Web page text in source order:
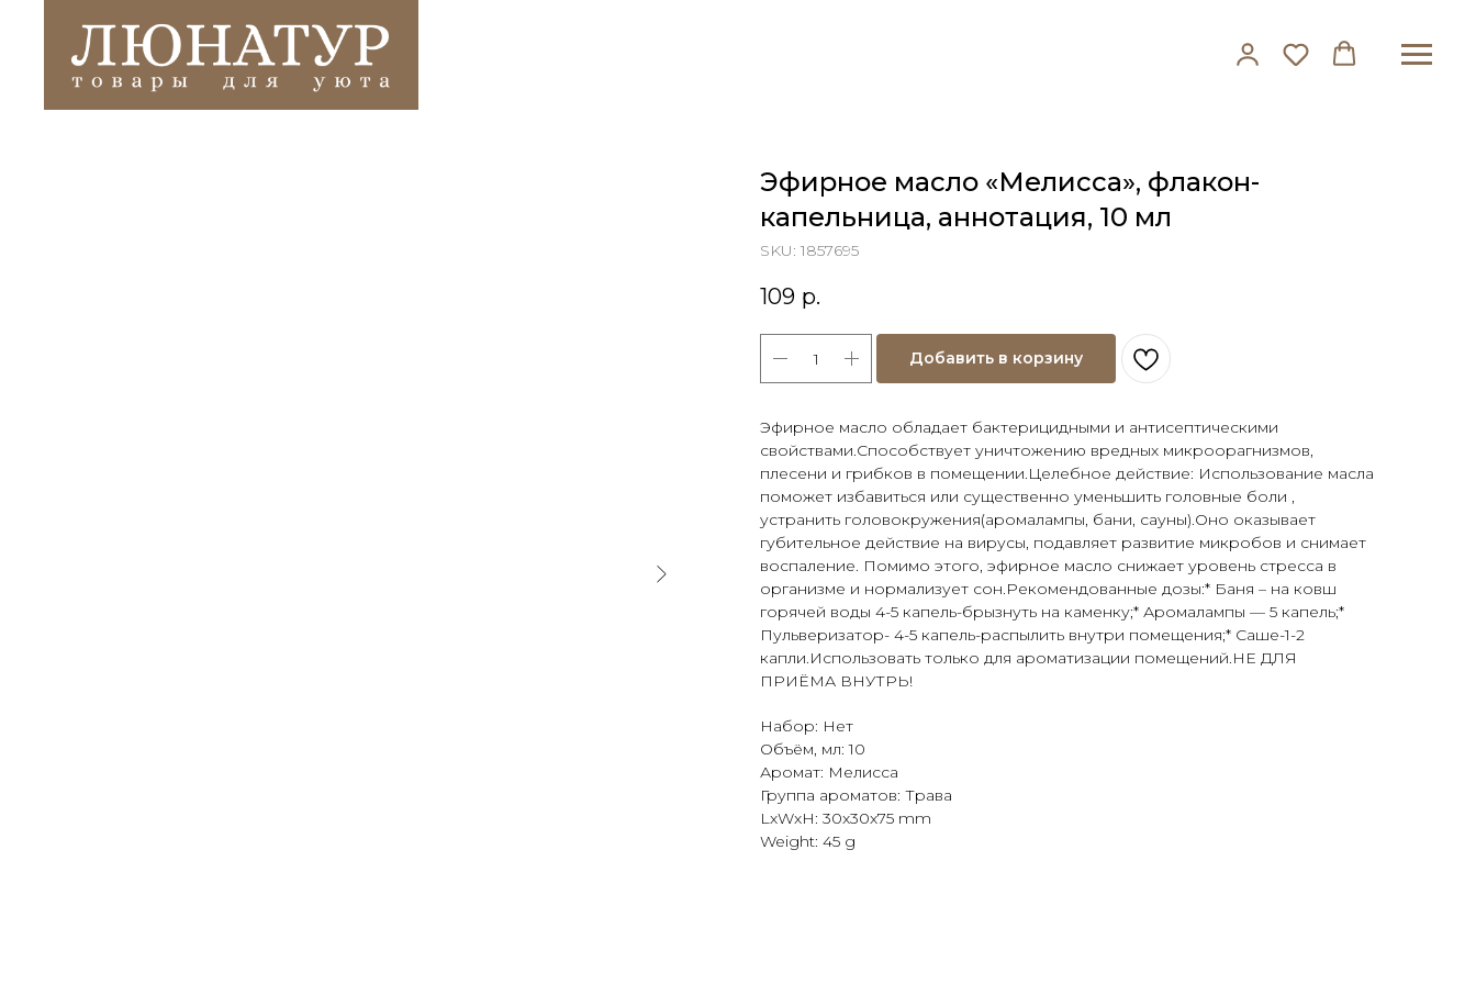
Эфирное масло «Мелисса», флакон-
капельница, аннотация, 10 мл
SKU: 1857695
109 р.
Добавить в корзину
Эфирное масло обладает бактерицидными и антисептическими
свойствами.Способствует уничтожению вредных микроорагнизмов,
плесени и грибков в помещении.Целебное действие: Использование масла
поможет избавиться или существенно уменьшить головные боли ,
устранить головокружения(аромалампы, бани, сауны).Оно оказывает
губительное действие на вирусы, подавляет развитие микробов и снимает
воспаление. Помимо этого, эфирное масло снижает уровень стресса в
организме и нормализует сон.Рекомендованные дозы:* Баня – на ковш
горячей воды 4-5 капель-брызнуть на каменку;* Аромалампы — 5 капель;*
Пульверизатор- 4-5 капель-распылить внутри помещения;* Саше-1-2
капли.Использовать только для ароматизации помещений.НЕ ДЛЯ
ПРИЁМА ВНУТРЬ!
Набор: Нет
Объём, мл: 10
Аромат: Мелисса
Группа ароматов: Трава
LxWxH: 30x30x75 mm
Weight: 45 g